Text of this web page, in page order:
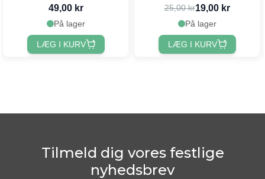
49,00 kr
På lager
LÆG I KURV
25,00 kr19,00 kr
På lager
LÆG I KURV
Tilmeld dig vores festlige
nyhedsbrev